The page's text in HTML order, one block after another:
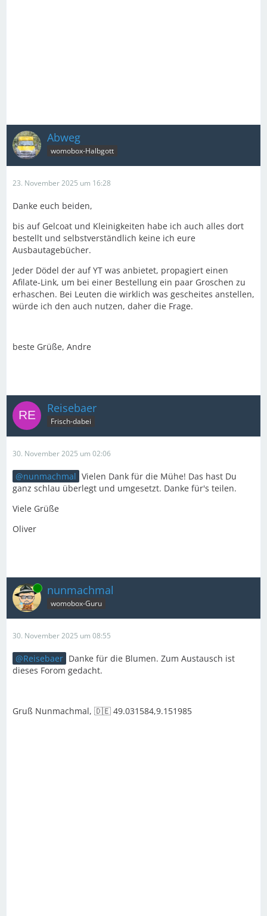
Abweg
womobox-Halbgott
23. November 2025 um 16:28
Danke euch beiden,
bis auf Gelcoat und Kleinigkeiten habe ich auch alles dort
bestellt und selbstverständlich keine ich eure
Ausbautagebücher.
Jeder Dödel der auf YT was anbietet, propagiert einen
Afilate-Link, um bei einer Bestellung ein paar Groschen zu
erhaschen. Bei Leuten die wirklich was gescheites anstellen,
würde ich den auch nutzen, daher die Frage.
beste Grüße, Andre
Reisebaer
Frisch-dabei
30. November 2025 um 02:06
nunmachmal Vielen Dank für die Mühe! Das hast Du
ganz schlau überlegt und umgesetzt. Danke für's teilen.
Viele Grüße
Oliver
Online nunmachmal
womobox-Guru
30. November 2025 um 08:55
Reisebaer Danke für die Blumen. Zum Austausch ist
dieses Forom gedacht.
Gruß Nunmachmal, 🇩🇪 49.031584,9.151985